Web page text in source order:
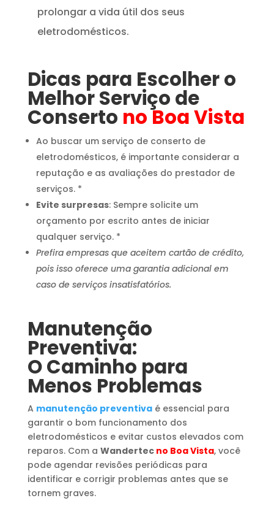
prolongar a vida útil dos seus
eletrodomésticos.
Dicas para Escolher o
Melhor Serviço de
Conserto no Boa Vista
Ao buscar um serviço de conserto de
eletrodomésticos, é importante considerar a
reputação e as avaliações do prestador de
serviços. *
Evite surpresas: Sempre solicite um
orçamento por escrito antes de iniciar
qualquer serviço. *
Prefira empresas que aceitem cartão de crédito,
pois isso oferece uma garantia adicional em
caso de serviços insatisfatórios.
Manutenção
Preventiva:
O Caminho para
Menos Problemas
A manutenção preventivaé essencial para
garantir o bom funcionamento dos
eletrodomésticos e evitar custos elevados com
reparos. Com a Wandertec no Boa Vista, você
pode agendar revisões periódicas para
identificar e corrigir problemas antes que se
tornem graves.